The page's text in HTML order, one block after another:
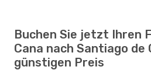
Buchen Sie jetzt Ihren
Cana nach Santiago de
günstigen Preis